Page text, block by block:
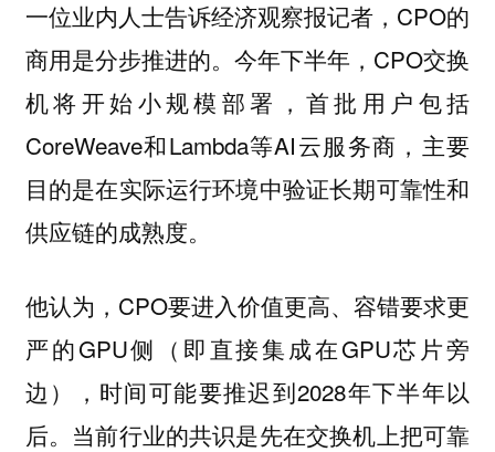
一位业内人士告诉经济观察报记者，CPO的
商用是分步推进的。今年下半年，CPO交换
机将开始小规模部署，首批用户包括
CoreWeave和Lambda等AI云服务商，主要
目的是在实际运行环境中验证长期可靠性和
供应链的成熟度。
他认为，CPO要进入价值更高、容错要求更
严的GPU侧（即直接集成在GPU芯片旁
边），时间可能要推迟到2028年下半年以
后。当前行业的共识是先在交换机上把可靠